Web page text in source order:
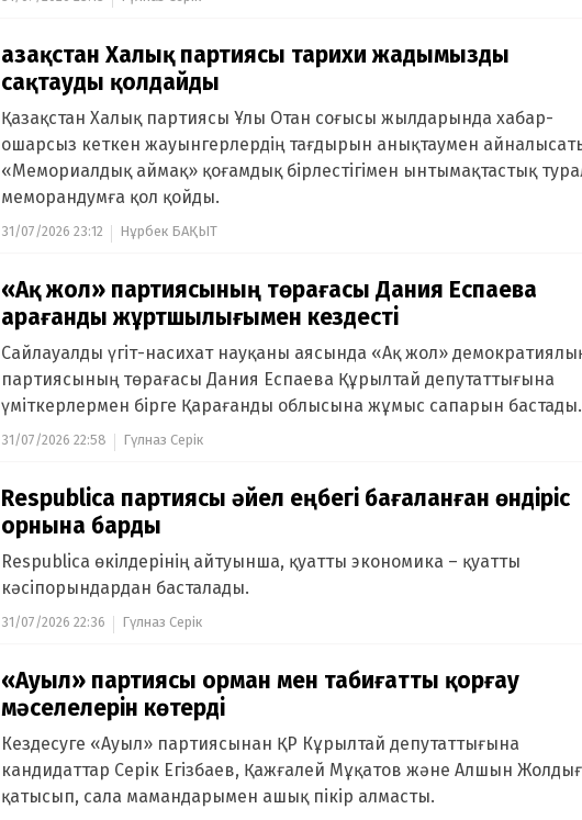
Қазақстан Халық партиясы тарихи жадымызды
сақтауды қолдайды
Қазақстан Халық партиясы Ұлы Отан соғысы жылдарында хабар-
ошарсыз кеткен жауынгерлердің тағдырын анықтаумен
«Мемориалдық аймақ» қоғамдық бірлестігімен ынтымақтастық
меморандумға қол қойды.
31/07/2026 23:12 Нұрбек БАҚЫТ
«Ақ жол» партиясының төрағасы Дания Еспаева
Қарағанды жұртшылығымен кездесті
Сайлауалды үгіт-насихат науқаны аясында «Ақ жол»
партиясының төрағасы Дания Еспаева Құрылтай депутаттығына
үміткерлермен бірге Қарағанды облысына жұмыс сапарын бастады.
31/07/2026 22:58 Гүлназ Серік
Respublica партиясы әйел еңбегі бағаланған өндіріс
орнына барды
Respublica өкілдерінің айтуынша, қуатты экономика – қуатты
кәсіпорындардан басталады.
31/07/2026 22:36 Гүлназ Серік
«Ауыл» партиясы орман мен табиғатты қорғау
мәселелерін көтерді
Кездесуге «Ауыл» партиясынан ҚР Кұрылтай депутаттығына
кандидаттар Серік Егізбаев, Қажғалей Мұқатов және Алшын
қатысып, сала мамандарымен ашық пікір алмасты.